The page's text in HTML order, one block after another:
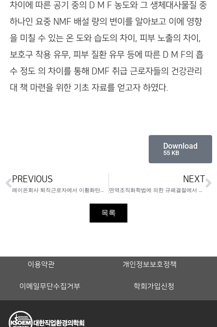
차이에 따른 공기 중의 D M F 농도와 그 생체대사물질 중
하나인 요중 NMF 배설 량의 변이를 알아보고 이에 영향
을 미칠 수 있는 온 도와 습도의 차이, 피부 노출의 차이,
보호구 착용 유무, 피부 질환 유무 등에 따른 D M F의 흡
수 정도 의 차이를 통해 DMF 취급 근로자들의 건강관리
대 책 마련을 위한 기초 자료를 얻고자 하였다.
Download
55 KB
PREVIOUS
레이온회사 퇴직근로자에서 이황화탄소에 의한 건강영향평가
NEXT
면역조직화학법에 의한 규폐결절에서 혈장 응고인자 ⅩⅢ, 트랜스글루타미네이스 3 및 Nε-(γ-glutamyl) lysine 교차결합의 증명
목록
이용약관 개인정보보호정책
이메일무단수집거부 학회가입신청